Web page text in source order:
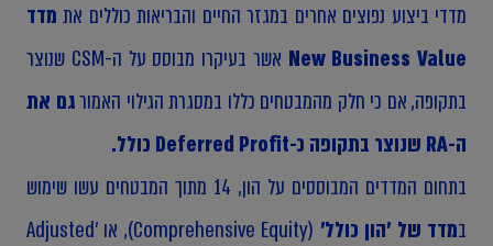
מדדי ביצוע נפוצים אחרים במגזר החיים והבריאות כוללים את מדד
New Business Value
אשר בעיקרו מבוסס על ה-CSM שנוצר
בתקופה, אם כי חלק מהמבטחים כללו במסגרת הגילוי האמורגם את
ה-RA שנוצר בתקופה כ-Deferred Profit כולל.
בתחום המדדים המבוססים על הון, 14 מתוך המבטחים עשו שימוש
במדד של 'הון כולל'
(Comprehensive Equity), או 'Adjusted